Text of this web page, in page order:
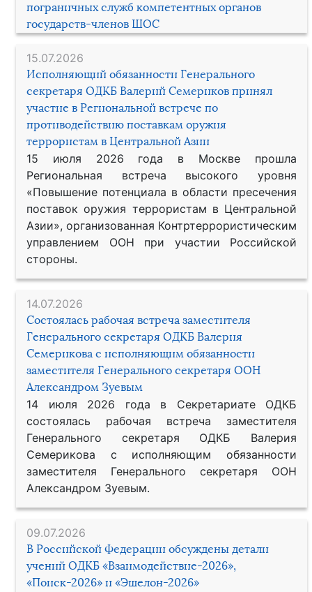
пограничных служб компетентных органов
государств-членов ШОС
15.07.2026
Исполняющий обязанности Генерального
секретаря ОДКБ Валерий Семериков принял
участие в Региональной встрече по
противодействию поставкам оружия
террористам в Центральной Азии
15 июля 2026 года в Москве прошла
Региональная встреча высокого уровня
«Повышение потенциала в области пресечения
поставок оружия террористам в Центральной
Азии», организованная Контртеррористическим
управлением ООН при участии Российской
стороны.
14.07.2026
Состоялась рабочая встреча заместителя
Генерального секретаря ОДКБ Валерия
Семерикова с исполняющим обязанности
заместителя Генерального секретаря ООН
Александром Зуевым
14 июля 2026 года в Секретариате ОДКБ
состоялась рабочая встреча заместителя
Генерального секретаря ОДКБ Валерия
Семерикова с исполняющим обязанности
заместителя Генерального секретаря ООН
Александром Зуевым.
09.07.2026
В Российской Федерации обсуждены детали
учений ОДКБ «Взаимодействие-2026»,
«Поиск-2026» и «Эшелон-2026»